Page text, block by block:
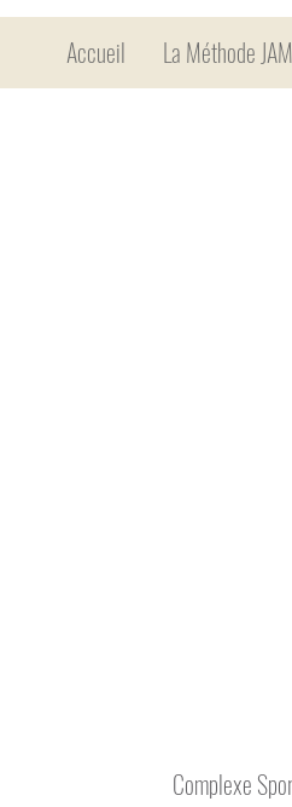
Accueil La Méthode
Complexe